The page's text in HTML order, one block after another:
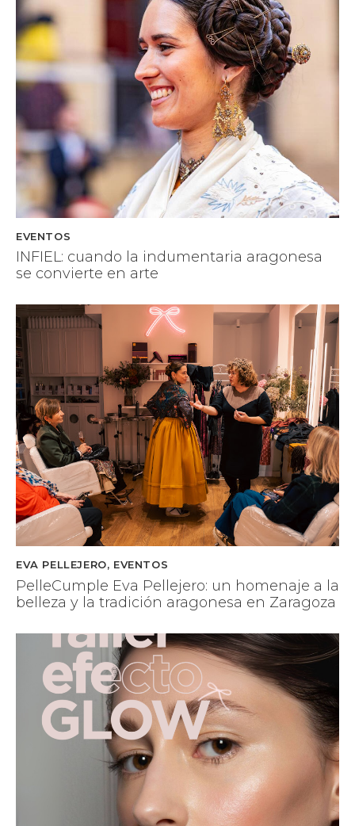
EVENTOS
INFIEL: cuando la indumentaria aragonesa
se convierte en arte
EVA PELLEJERO, EVENTOS
PelleCumple Eva Pellejero: un homenaje a la
belleza y la tradición aragonesa en Zaragoza